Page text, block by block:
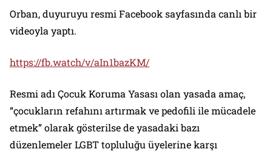
Orban, duyuruyu resmi Facebook sayfasında canlı bir
videoyla yaptı.
https://fb.watch/v/aIn1bazKM/
Resmi adı Çocuk Koruma Yasası olan yasada amaç,
“çocukların refahını artırmak ve pedofili ile mücadele
etmek” olarak gösterilse de yasadaki bazı
düzenlemeler LGBT topluluğu üyelerine karşı